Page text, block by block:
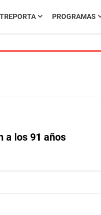
TREPORTA PROGRAMAS
a los 91 años